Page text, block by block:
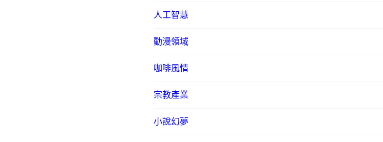
人工智慧
動漫領域
咖啡風情
宗教產業
小說幻夢